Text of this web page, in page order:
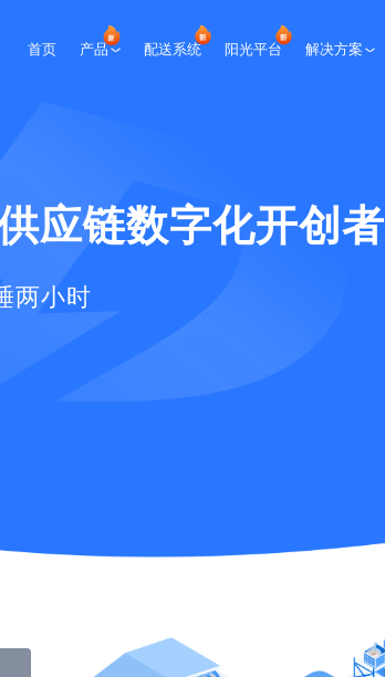
首页 产品 配送系统 阳光平台 解决方案
应链数字化开创者
两小时